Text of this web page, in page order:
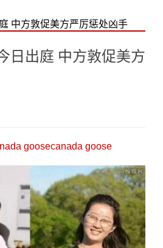
中方敦促美方严厉惩处凶手
日出庭 中方敦促美方
goosecanada goose